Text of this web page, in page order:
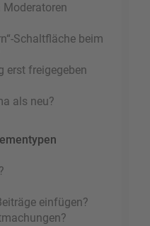
Moderatoren
Schaltfläche beim
erst freigegeben
als neu?
einfügen?